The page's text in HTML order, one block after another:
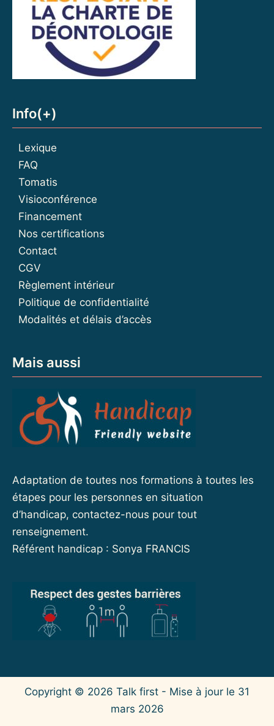
Info(+)
Lexique
FAQ
Tomatis
Visioconférence
Financement
Nos certifications
Contact
CGV
Règlement intérieur
Politique de confidentialité
Modalités et délais d’accès
Mais aussi
Adaptation de toutes nos formations à toutes les
étapes pour les personnes en situation
d’handicap, contactez-nous pour tout
renseignement.
Référent handicap : Sonya FRANCIS
Copyright © 2026 Talk first - Mise à jour le 31
mars 2026